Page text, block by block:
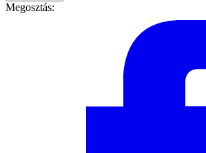
Megosztás: